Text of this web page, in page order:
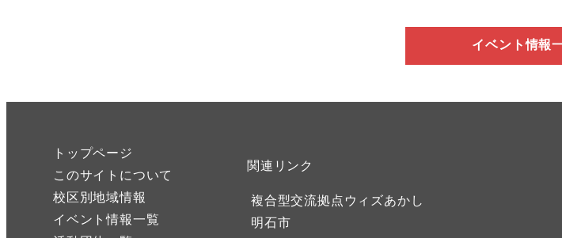
イベント情報
トップページ
このサイトについて
校区別地域情報
イベント情報一覧
関連リンク
複合型交流拠点ウィズあかし
明石市